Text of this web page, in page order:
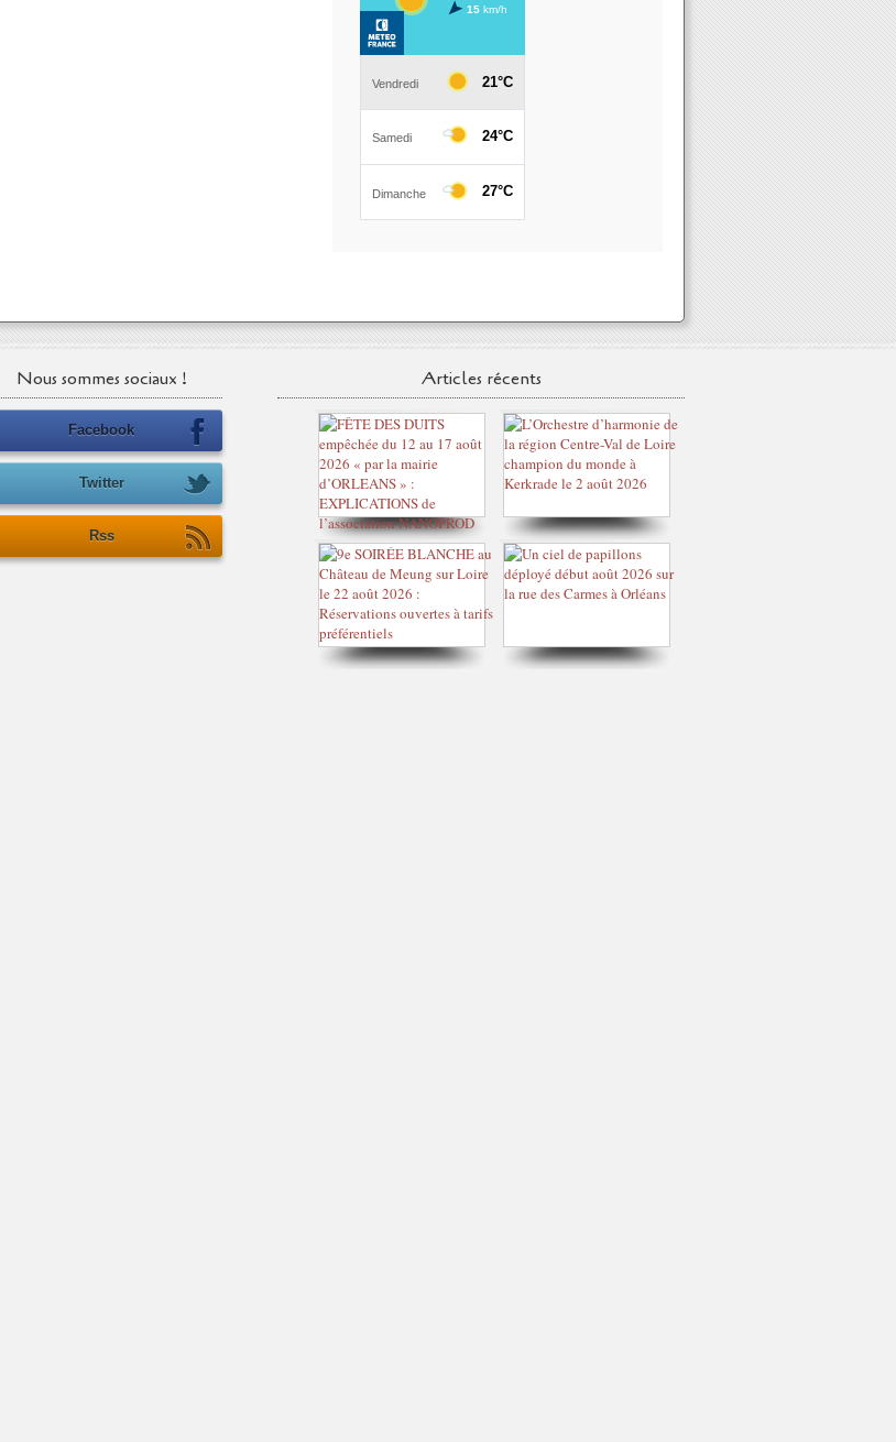
Nous sommes sociaux !
Facebook
Twitter
Rss
Articles récents